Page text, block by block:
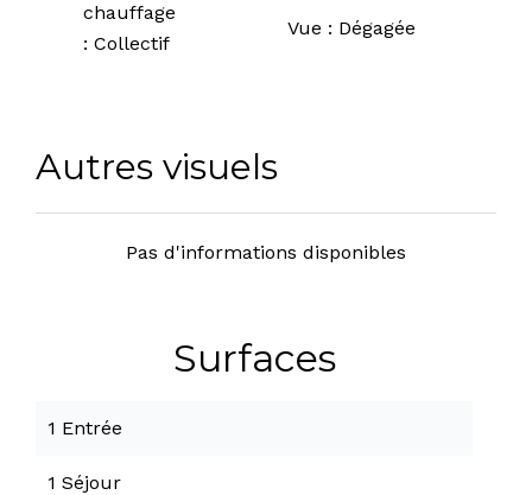
chauffage
Collectif
Vue Dégagée
Autres visuels
Pas d'informations disponibles
Surfaces
1 Entrée
1 Séjour